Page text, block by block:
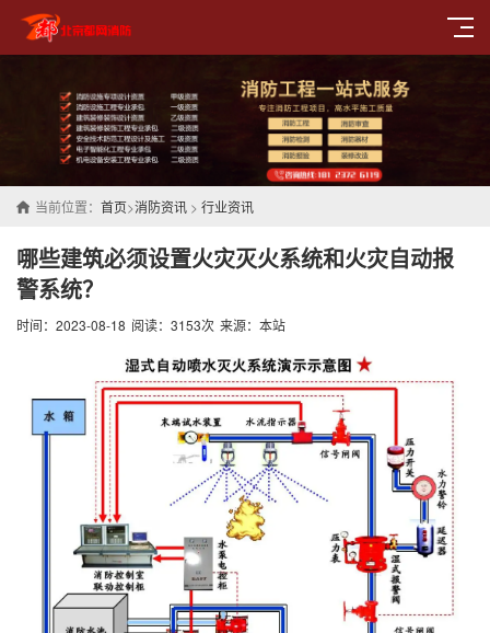
当前位置： 首页>消防资讯 > 行业资讯
哪些建筑必须设置火灾灭火系统和火灾自动报
警系统？
时间：2023-08-18 阅读：3153次 来源：本站